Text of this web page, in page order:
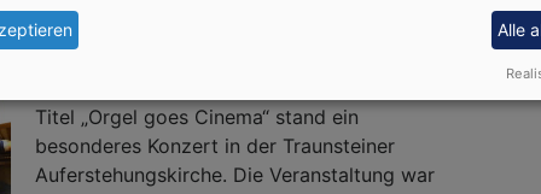
der
Titel „Orgel goes Cinema“ stand ein
besonderes Konzert in der Traunsteiner
Auferstehungskirche. Die Veranstaltung war
Alle